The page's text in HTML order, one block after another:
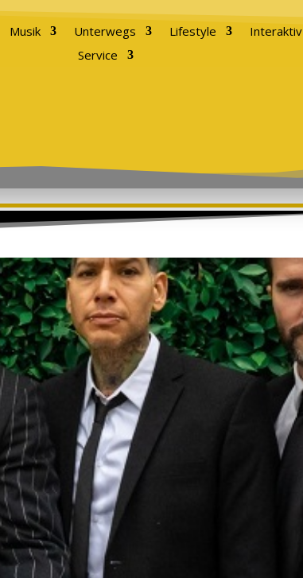
Musik Unterwegs Lifestyle
Interaktiv
Service